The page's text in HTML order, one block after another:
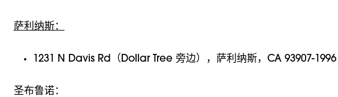
萨利纳斯：
1231 N Davis Rd（Dollar Tree 旁边），萨利纳斯，CA 93907-1996
圣布鲁诺：